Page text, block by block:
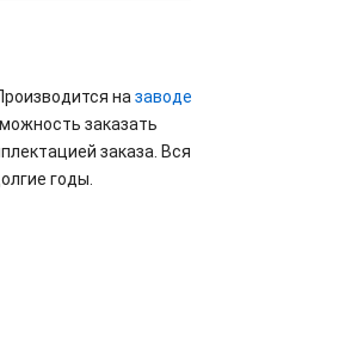
на заводе
заказать
заказа. Вся
годы.